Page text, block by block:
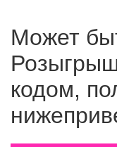
Может
кодом,